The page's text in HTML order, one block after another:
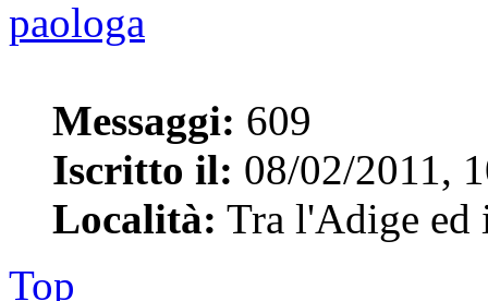
paologa
Messaggi: 609
Iscritto il: 08/02/2011,
Località: Tra l'Adige ed
Top